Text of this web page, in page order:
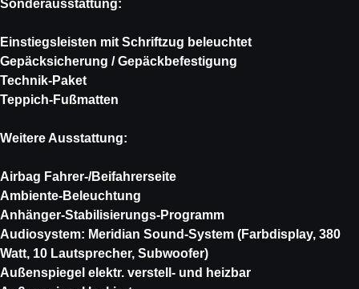
Sonderausstattung:
Einstiegsleisten mit Schriftzug beleuchtet
Gepäcksicherung / Gepäckbefestigung
Technik-Paket
Teppich-Fußmatten
Weitere Ausstattung:
Airbag Fahrer-/Beifahrerseite
Ambiente-Beleuchtung
Anhänger-Stabilisierungs-Programm
Audiosystem: Meridian Sound-System (Farbdisplay, 380
Watt, 10 Lautsprecher, Subwoofer)
Außenspiegel elektr. verstell- und heizbar